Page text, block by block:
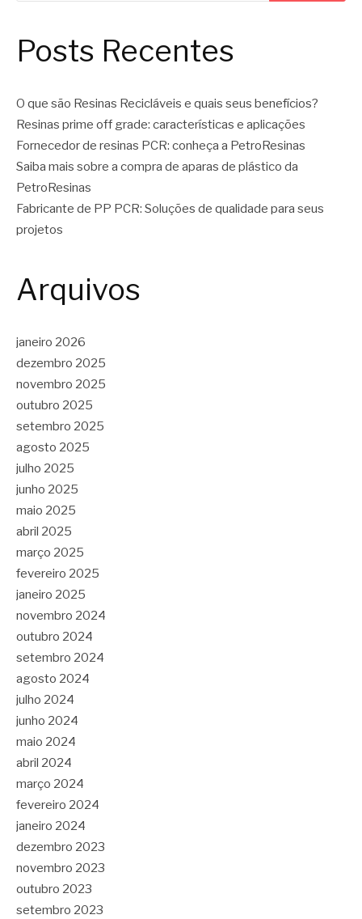
Posts Recentes
O que são Resinas Recicláveis e quais seus benefícios?
Resinas prime off grade: características e aplicações
Fornecedor de resinas PCR: conheça a PetroResinas
Saiba mais sobre a compra de aparas de plástico da
PetroResinas
Fabricante de PP PCR: Soluções de qualidade para seus
projetos
Arquivos
janeiro 2026
dezembro 2025
novembro 2025
outubro 2025
setembro 2025
agosto 2025
julho 2025
junho 2025
maio 2025
abril 2025
março 2025
fevereiro 2025
janeiro 2025
novembro 2024
outubro 2024
setembro 2024
agosto 2024
julho 2024
junho 2024
maio 2024
abril 2024
março 2024
fevereiro 2024
janeiro 2024
dezembro 2023
novembro 2023
outubro 2023
setembro 2023